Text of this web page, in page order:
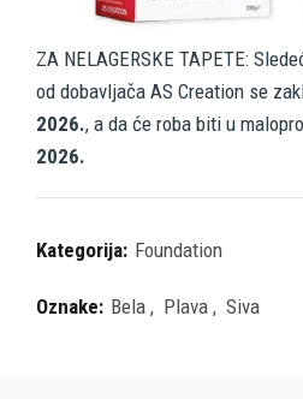
ZA NELAGERSKE TAPETE:
od dobavljača AS Creation se
2026., a da će roba biti u
2026.
Kategorija: Foundation
Oznake: Bela , Plava , Siva